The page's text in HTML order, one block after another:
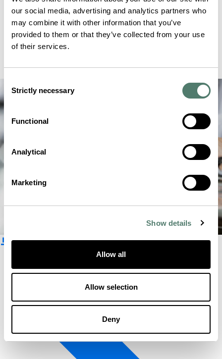
our social media, advertising and analytics partners who
may combine it with other information that you’ve
provided to them or that they’ve collected from your use
of their services.
Selection
Strictly necessary
Functional
Analytical
Marketing
Show details
Allow all
Allow selection
Deny
뉴스레터 구독